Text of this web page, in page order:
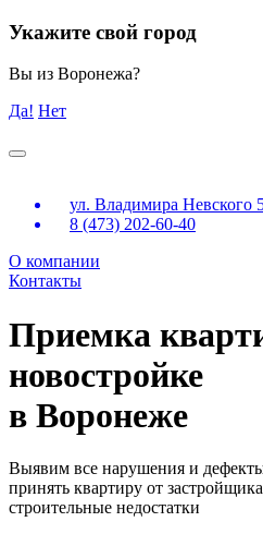
Укажите свой город
Вы из Воронежа?
Да! Нет
ул. Владимира Невского
8 (473) 202-60-40
О компании
Контакты
Приемка
новостройке
в Воронеже
Выявим все нарушения и
принять квартиру от
строительные недостатки